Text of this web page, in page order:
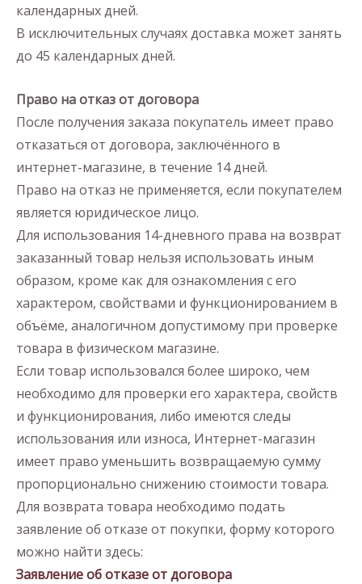
календарных дней.
В исключительных случаях доставка может занять
до 45 календарных дней.
Право на отказ от договора
После получения заказа покупатель имеет право
отказаться от договора, заключённого в
интернет-магазине, в течение 14 дней.
Право на отказ не применяется, если покупателем
является юридическое лицо.
Для использования 14-дневного права на возврат
заказанный товар нельзя использовать иным
образом, кроме как для ознакомления с его
характером, свойствами и функционированием в
объёме, аналогичном допустимому при проверке
товара в физическом магазине.
Если товар использовался более широко, чем
необходимо для проверки его характера, свойств
и функционирования, либо имеются следы
использования или износа, Интернет-магазин
имеет право уменьшить возвращаемую сумму
пропорционально снижению стоимости товара.
Для возврата товара необходимо подать
заявление об отказе от покупки, форму которого
можно найти здесь:
Заявление об отказе от договора